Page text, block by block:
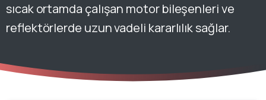
sıcak ortamda çalışan motor bileşenleri ve
reflektörlerde uzun vadeli kararlılık sağlar.